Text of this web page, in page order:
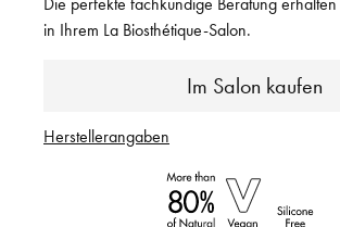
Im Salon kaufen
in Ihrem La Biosthétique-Salon.
Herstellerangaben